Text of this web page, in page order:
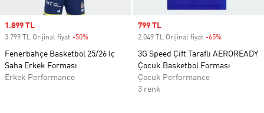
Sale price
1.899 TL
3.799 TL Orijinal fiyat -50%
Fenerbahçe Basketbol 25/26 Iç
Saha Erkek Forması
Erkek Performance
Sale price
799 TL
2.049 TL Orijinal fiyat -65%
3G Speed Çift Taraflı AEROREADY
Çocuk Basketbol Forması
Çocuk Performance
3 renk